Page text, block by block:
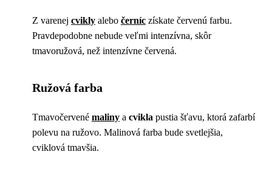
Z varenej cvikly alebo černíc získate červenú farbu.
Pravdepodobne nebude veľmi intenzívna, skôr
tmavoružová, než intenzívne červená.
Ružová farba
Tmavočervené maliny a cvikla pustia šťavu, ktorá zafarbí
polevu na ružovo. Malinová farba bude svetlejšia,
cviklová tmavšia.